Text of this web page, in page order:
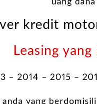
uang
kredit
Leasing
– 2014 – 2015 –
anda yang